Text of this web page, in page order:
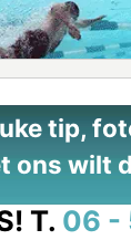
tip,
ons wilt
T. 06 -